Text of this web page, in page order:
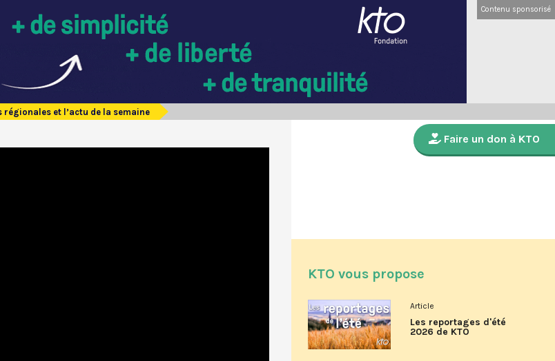
Contenu sponsorisé
régionales et l’actu de la semaine
Faire un don à KTO
KTO vous propose
Article
Les reportages d'été
2026 de KTO